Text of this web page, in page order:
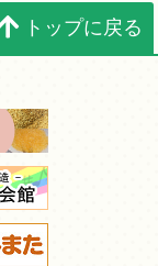
トップに戻る